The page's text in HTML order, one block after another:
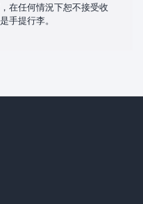
在任何情況下恕不接受收
手提行李。